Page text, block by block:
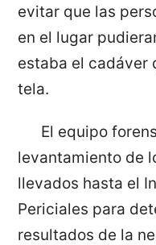
evitar que las
en el lugar
estaba el cadáver
tela.
El equipo
levantamiento de
llevados hasta el
Periciales para
resultados de la